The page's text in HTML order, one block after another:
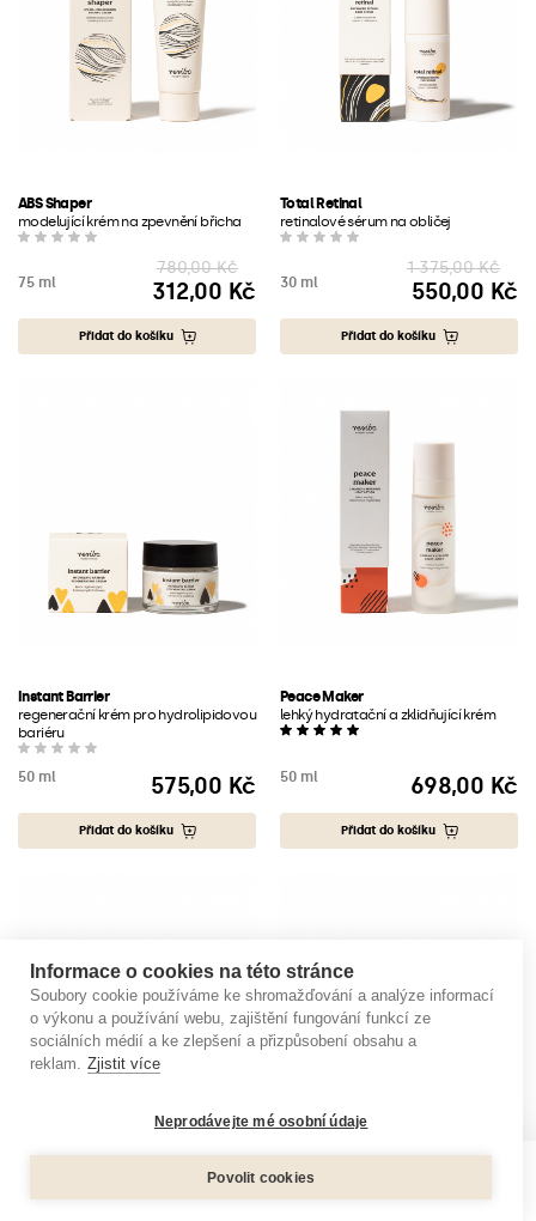
Informace o cookies na této stránce
Soubory cookie používáme ke shromažďování a analýze informací
o výkonu a používání webu, zajištění fungování funkcí ze
sociálních médií a ke zlepšení a přizpůsobení obsahu a
reklam. Zjistit více
Neprodávejte mé osobní údaje
Povolit cookies
Menu
Produkty Košík Účet
ABS Shaper
modelující krém na zpevnění břicha
75 ml
780,00 Kč
Cena
312,00 Kč
Přidat do košíku
Total Retinal
retinalové sérum na obličej
30 ml
1 375,00 Kč
Cena
550,00 Kč
Přidat do košíku
Instant Barrier
regenerační krém pro hydrolipidovou
bariéru
50 ml
Cena
575,00 Kč
Přidat do košíku
Peace Maker
lehký hydratační a zklidňující krém
50 ml
Cena
698,00 Kč
Přidat do košíku